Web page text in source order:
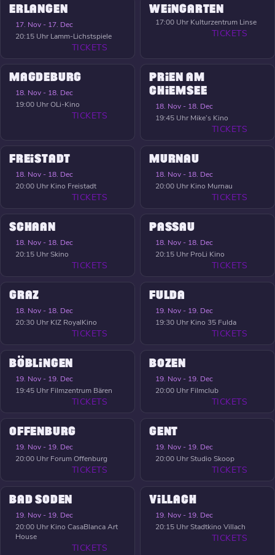
ERLANGEN
17. Nov - 17. Dec
20:15 Uhr Lamm-Lichstspiele
TICKETS
WEINGARTEN
17:00 Uhr Kulturzentrum Linse
TICKETS
MAGDEBURG
18. Nov - 18. Dec
19:00 UhrOLi-Kino
TICKETS
PRIEN AM
CHIEMSEE
18. Nov - 18. Dec
19:45 Uhr Mike’s Kino
TICKETS
FREISTADT
18. Nov - 18. Dec
20:00 Uhr Kino Freistadt
TICKETS
MURNAU
18. Nov - 18. Dec
20:00 Uhr Kino Murnau
TICKETS
SCHAAN
18. Nov - 18. Dec
20:15 UhrSkino
TICKETS
PASSAU
18. Nov - 18. Dec
20:15 Uhr ProLi Kino
TICKETS
GRAZ
18. Nov - 18. Dec
20:30 Uhr KIZ RoyalKino
TICKETS
FULDA
19. Nov - 19. Dec
19:30 Uhr Kino 35 Fulda
TICKETS
BÖBLINGEN
19. Nov - 19. Dec
19:45 Uhr Filmzentrum Bären
TICKETS
BOZEN
19. Nov - 19. Dec
20:00 Uhr Filmclub
TICKETS
OFFENBURG
19. Nov - 19. Dec
20:00 Uhr Forum Offenburg
TICKETS
GENT
19. Nov - 19. Dec
20:00 UhrStudio Skoop
TICKETS
BAD SODEN
19. Nov - 19. Dec
20:00 Uhr Kino CasaBlanca Art
House
TICKETS
VILLACH
19. Nov - 19. Dec
20:15 UhrStadtkino Villach
TICKETS